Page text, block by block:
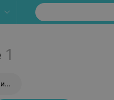
1
Прививка от пневмококковой инфекции